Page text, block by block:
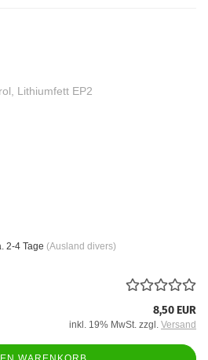
2-4 Tage (Ausland divers)
8,50 EUR
inkl. 19% MwSt. zzgl. Versand